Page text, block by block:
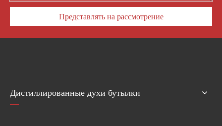
Представлять на рассмотрение
Дистиллированные духи бутылки